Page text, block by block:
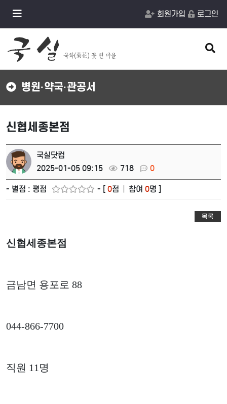
메
튼
회원가입 로그인
검
색
버
병원·약국·관공서
신협세종본점
국실닷컴
2025-01-05 09:15
718 0
- 별점 : 평점 - [ 0점 참여 0명 ]
목록
신협세종본점
금남면 용포로 88
044-866-7700
직원 11명